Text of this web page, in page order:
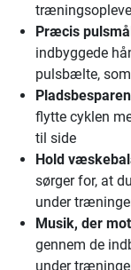
Præcis
indbyggede
pulsbælte,
flytte cyklen
til side
Hold
sørger for, at
under
Musik, der
gennem de
under